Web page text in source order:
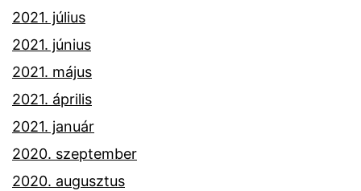
2021. július
2021. június
2021. május
2021. április
2021. január
2020. szeptember
2020. augusztus